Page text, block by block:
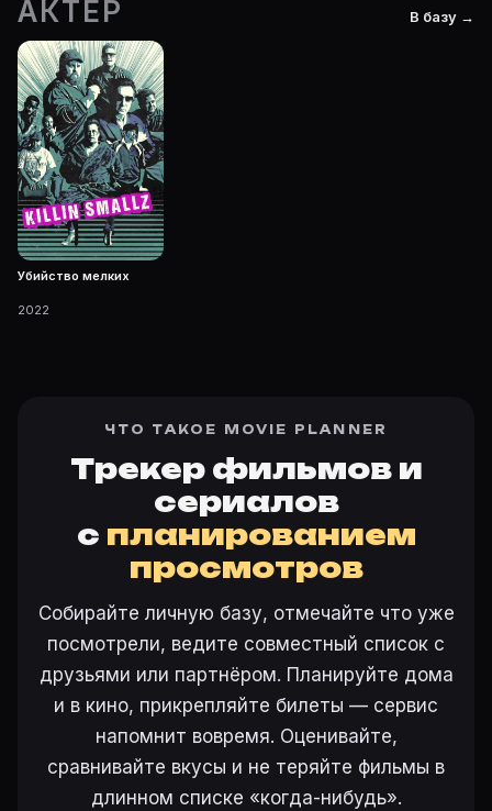
АКТЕР В базу →
Убийство мелких
2022
ЧТО ТАКОЕ MOVIE PLANNER
Трекер фильмов и
сериалов
с планированием
просмотров
Собирайте личную базу, отмечайте что уже
посмотрели, ведите совместный список с
друзьями или партнёром. Планируйте дома
и в кино, прикрепляйте билеты — сервис
напомнит вовремя. Оценивайте,
сравнивайте вкусы и не теряйте фильмы в
длинном списке «когда-нибудь».